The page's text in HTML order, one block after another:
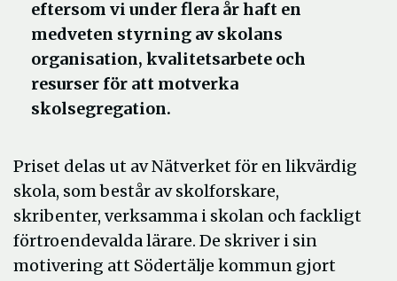
eftersom vi under flera år haft en
medveten styrning av skolans
organisation, kvalitetsarbete och
resurser för att motverka
skolsegregation.
Priset delas ut av Nätverket för en likvärdig
skola, som består av skolforskare,
skribenter, verksamma i skolan och fackligt
förtroendevalda lärare. De skriver i sin
motivering att Södertälje kommun gjort